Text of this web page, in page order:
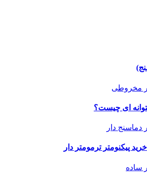
ای چیست؟
پیکنومتر ترمومتر دار